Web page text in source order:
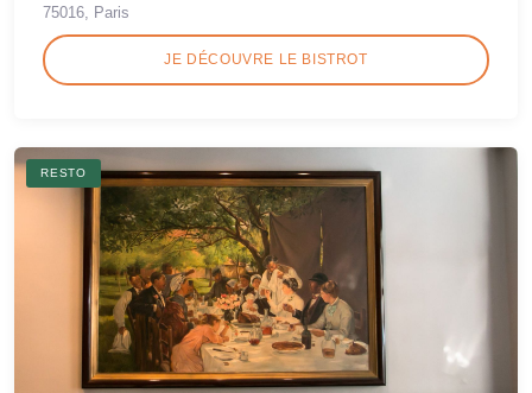
75016, Paris
JE DÉCOUVRE LE BISTROT
RESTO